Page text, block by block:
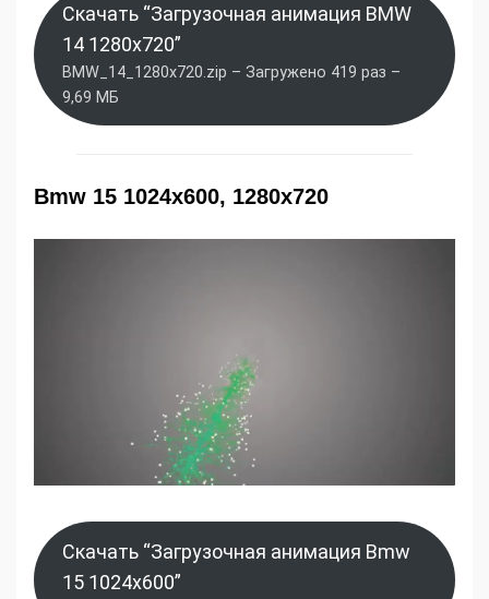
Скачать “Загрузочная анимация BMW
14 1280x720”
BMW_14_1280x720.zip – Загружено 419 раз –
9,69 МБ
Bmw 15 1024x600, 1280x720
Скачать “Загрузочная анимация Bmw
15 1024x600”